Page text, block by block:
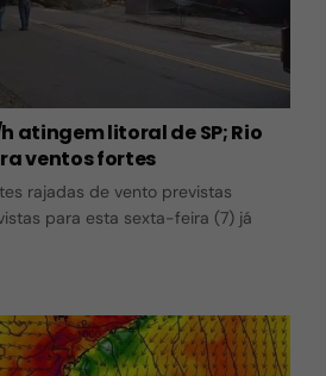
atingem litoral de SP; Rio
ventos fortes
rajadas de vento previstas
para esta sexta-feira (7) já